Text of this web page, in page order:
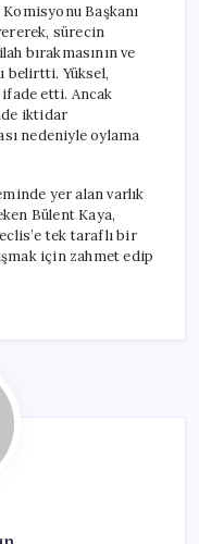
Başkanı
sürecin
bırakmasının ve
belirtti. Yüksel,
etti. Ancak
iktidar
nedeniyle oylama
yer alan varlık
Bülent Kaya,
tek taraflı bir
için zahmet edip